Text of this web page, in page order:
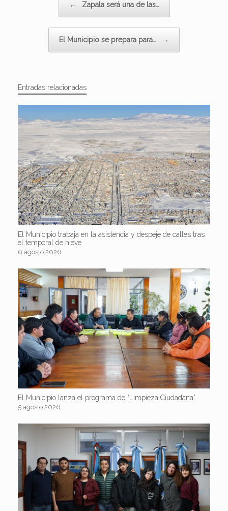
← Zapala será una de las…
El Municipio se prepara para… →
Entradas relacionadas
El Municipio trabaja en la asistencia y despeje de calles tras
el temporal de nieve
6 agosto 2026
El Municipio lanza el programa de “Limpieza Ciudadana”
5 agosto 2026